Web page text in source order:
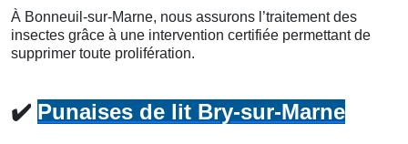
À Bonneuil-sur-Marne, nous assurons l’traitement des
insectes grâce à une intervention certifiée permettant de
supprimer toute prolifération.
✔️ Punaises de lit Bry-sur-Marne